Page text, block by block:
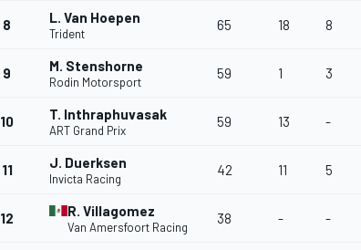
8 L. Van Hoepen
Trident
65 18 8
9 M. Stenshorne
Rodin Motorsport
59 1 3
10 T. Inthraphuvasak
ART Grand Prix
59 13 -
11 J. Duerksen
Invicta Racing
42 11 5
12 R. Villagomez
Van Amersfoort Racing
38 - -